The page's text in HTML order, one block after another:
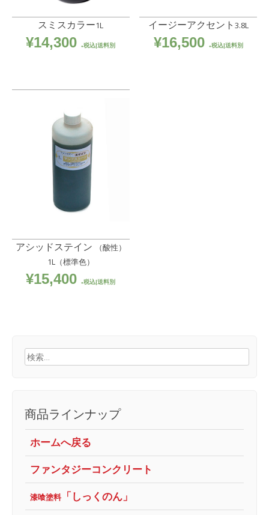
スミスカラー1L
¥14,300 税込|送料別
イージーアクセント 3.8L
¥16,500 税込|送料別
アシッドステイン
（酸性）
1L（標準色）
¥15,400 税込|送料別
検
索:
商品ラインナップ
ホームへ戻る
ファンタジーコンクリート
漆喰塗料「しっくのん」